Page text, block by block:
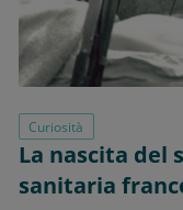
Curiosità
La nascita del
sanitaria